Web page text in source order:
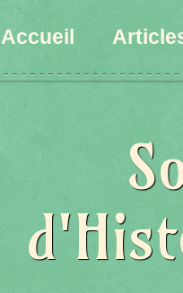
Accueil